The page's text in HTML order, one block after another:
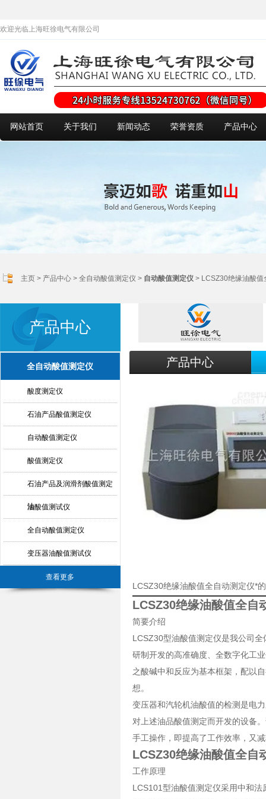
欢迎光临上海旺徐电气有限公司
网站首页 关于我们 新闻动态 荣誉资质 产品中心
主页 > 产品中心 > 全自动酸值测定仪 > 自动酸值测定仪 > LCSZ30绝缘油酸值
产品中心
全自动酸值测定仪
酸度测定仪
石油产品酸值测定仪
自动酸值测定仪
酸值测定仪
石油产品及润滑剂酸值测定
法
油酸值测试仪
全自动酸值测定仪
变压器油酸值测试仪
查看更多
产品中心
LCSZ30绝缘油酸值全自动测定仪*
LCSZ30绝缘油酸值全自
简要介绍
LCSZ30型油酸值测定仪是我公司
研制开发的高准确度、全数字化工
之酸碱中和反应为基本框架，配以
想。
变压器和汽轮机油酸值的检测是电
对上述油品酸值测定而开发的设备
手工操作，即提高了工作效率，又
LCSZ30绝缘油酸值全自
工作原理
LCS101型油酸值测定仪采用中和